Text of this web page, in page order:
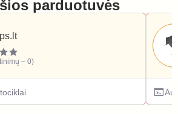
parduotuvės
– 0)